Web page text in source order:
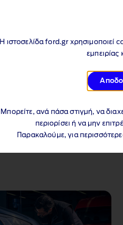
Η ιστοσελίδα ford.gr χρησιμοποιεί
εμπειρίας
Μπορείτε, ανά πάσα στιγμή, να
περιορίσει ή να μην
Παρακαλούμε, για
απαιτήσεις της
επιχείρησής σας.